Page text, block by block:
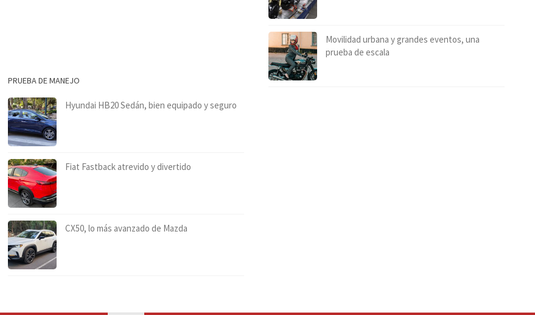
PRUEBA DE MANEJO
Hyundai HB20 Sedán, bien equipado y seguro
Fiat Fastback atrevido y divertido
CX50, lo más avanzado de Mazda
Movilidad urbana y grandes eventos, una
prueba de escala